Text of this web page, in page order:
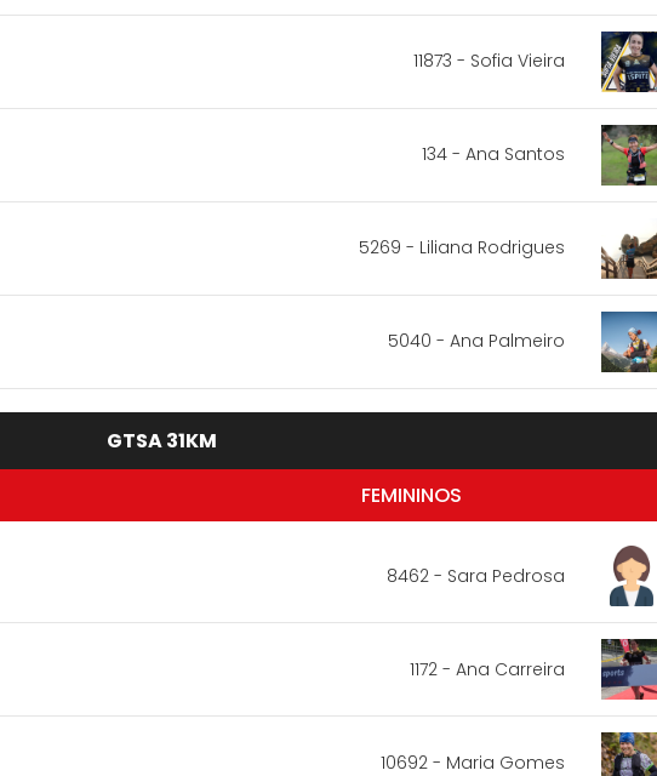
11873 - Sofia Vieira
134 - Ana Santos
5269 - Liliana Rodrigues
5040 - Ana Palmeiro
GTSA 31KM
FEMININOS
8462 - Sara Pedrosa
1172 - Ana Carreira
10692 - Maria Gomes